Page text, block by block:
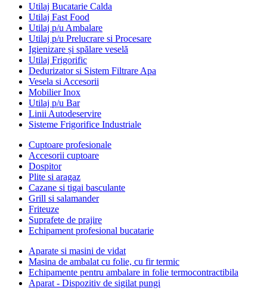
Utilaj Bucatarie Calda
Utilaj Fast Food
Utilaj p/u Ambalare
Utilaj p/u Prelucrare si Procesare
Igienizare și spălare veselă
Utilaj Frigorific
Dedurizator si Sistem Filtrare Apa
Vesela si Accesorii
Mobilier Inox
Utilaj p/u Bar
Linii Autodeservire
Sisteme Frigorifice Industriale
Cuptoare profesionale
Accesorii cuptoare
Dospitor
Plite si aragaz
Cazane si tigai basculante
Grill si salamander
Friteuze
Suprafete de prajire
Echipament profesional bucatarie
Aparate si masini de vidat
Masina de ambalat cu folie, cu fir termic
Echipamente pentru ambalare in folie termocontractibila
Aparat - Dispozitiv de sigilat pungi